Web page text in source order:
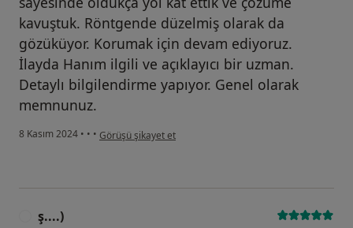
kavuştuk. Röntgende düzelmiş olarak da
gözüküyor. Korumak için devam ediyoruz.
İlayda Hanım ilgili ve açıklayıcı bir uzman.
Detaylı bilgilendirme yapıyor. Genel olarak
memnunuz.
8 Kasım 2024 • • • kullanıcının görüşüne göre e....)
Görüşü şikayet et
ş....)